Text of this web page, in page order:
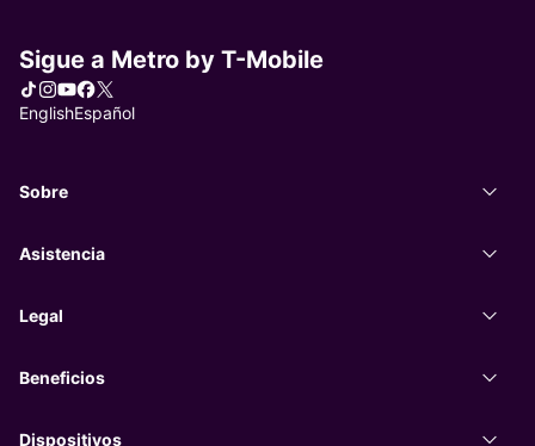
Sigue a Metro by T-Mobile
TiktokInstagram
You Tube
Facebook
X
Elegir idioma
EnglishEspañol
Sobre
Asistencia
Legal
Beneficios
Dispositivos